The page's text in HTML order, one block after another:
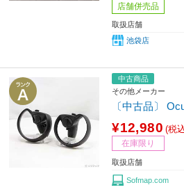
店舗併売品
取扱店舗
池袋店
中古商品
その他メーカー
〔中古品〕
¥12,980 (税
在庫限り
取扱店舗
Sofmap.com